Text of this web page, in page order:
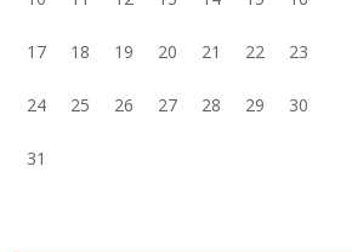
17 18 19 20 21 22 23
24 25 26 27 28 29 30
31